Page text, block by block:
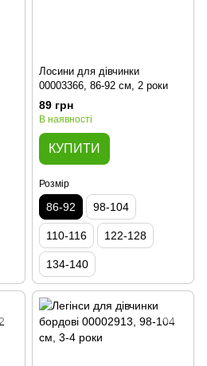
Лосини для дівчинки
00003366, 86-92 см, 2 роки
89 грн
В наявності
КУПИТИ
Розмір
86-92 98-104
110-116 122-128
134-140